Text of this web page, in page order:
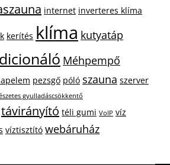
internet inverteres klíma
kerítés klíma kutyatáp
Méhpempő
pezsgő póló szauna szerver
gyulladáscsökkentő
távirányító téli gumi VoIP víz
víztisztító webáruház